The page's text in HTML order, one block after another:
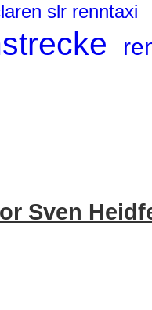
slr renntaxi
Sven